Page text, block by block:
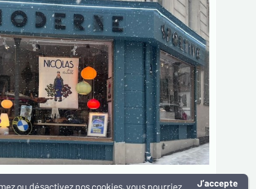
Masterposters & Galerie AM J’accepte
ou désactivez nos cookies, vous pourriez